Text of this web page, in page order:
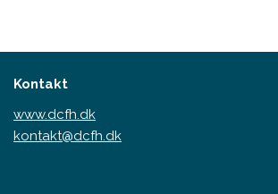
Kontakt
www.dcfh.dk
kontakt@dcfh.dk